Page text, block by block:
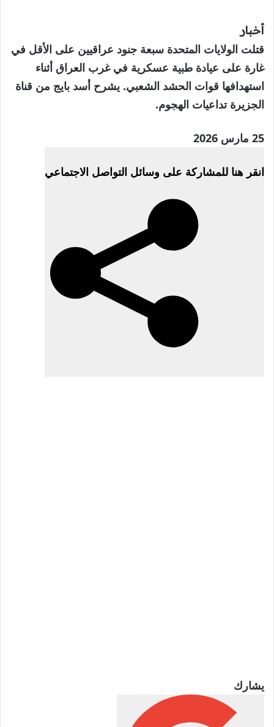
أخبار
قتلت الولايات المتحدة سبعة جنود عراقيين على الأقل في
غارة على عيادة طبية عسكرية في غرب العراق أثناء
استهدافها قوات الحشد الشعبي. يشرح أسد بايج من قناة
الجزيرة تداعيات الهجوم.
تم
بتاريخ
25 مارس 2026
انقر هنا للمشاركة على وسائل التواصل الاجتماعي
يشارك